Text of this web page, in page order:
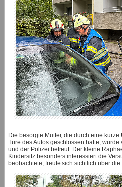
Die besorgte Mutter, die durch eine
Türe des Autos geschlossen hatte,
und der Polizei betreut. Der kleine
Kindersitz besonders interessiert die
beobachtete, freute sich sichtlich über